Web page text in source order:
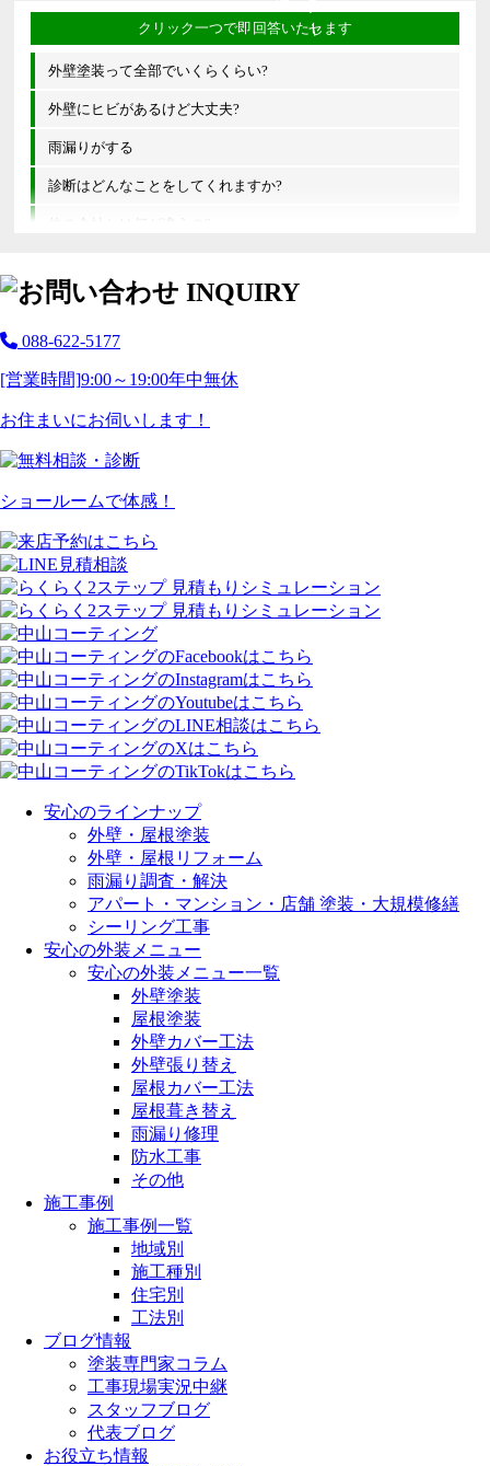
外壁塗装って全部でいくらくらい?
外壁にヒビがあるけど大丈夫?
雨漏りがする
診断はどんなことをしてくれますか?
他の会社とは何が違うの?
088-622-5177
[営業時間]9:00～19:00年中無休
お住まいにお伺いします！
ショールームで体感！
安心のラインナップ
外壁・屋根塗装
外壁・屋根リフォーム
雨漏り調査・解決
アパート・マンション・店舗 塗装・大規模修繕
シーリング工事
安心の外装メニュー
安心の外装メニュー一覧
外壁塗装
屋根塗装
外壁カバー工法
外壁張り替え
屋根カバー工法
屋根葺き替え
雨漏り修理
防水工事
その他
施工事例
施工事例一覧
地域別
施工種別
住宅別
工法別
ブログ情報
塗装専門家コラム
工事現場実況中継
スタッフブログ
代表ブログ
お役立ち情報